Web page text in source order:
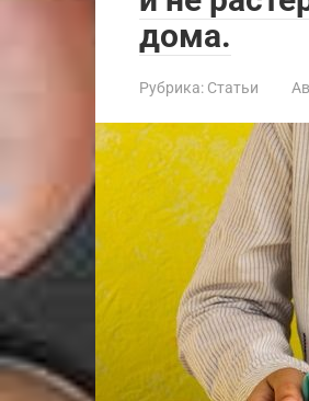
дома.
Рубрика: Статьи